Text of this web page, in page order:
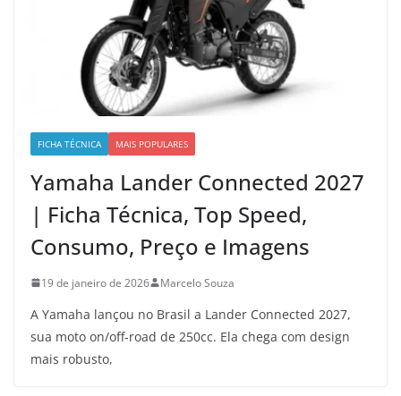
FICHA TÉCNICA MAIS POPULARES
Yamaha Lander Connected 2027
| Ficha Técnica, Top Speed,
Consumo, Preço e Imagens
19 de janeiro de 2026 Marcelo Souza
A Yamaha lançou no Brasil a Lander Connected 2027,
sua moto on/off-road de 250cc. Ela chega com design
mais robusto,